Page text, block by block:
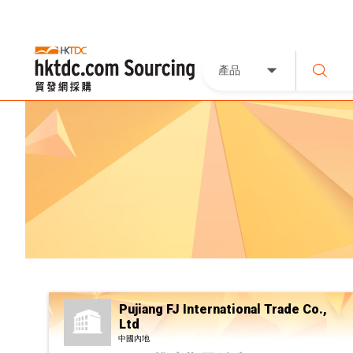
產品
Pujiang FJ International Trade Co.,
Ltd
中國內地